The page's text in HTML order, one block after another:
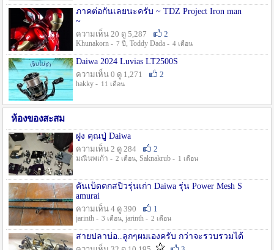
ภาคต่อกันเลยนะครับ ~ TDZ Project Iron man
~
ความเห็น 20 ดู 5,287
2
Khunakorn - 7 ปี , Toddy Dada - 4 เดือน
Daiwa 2024 Luvias LT2500S
ความเห็น 0 ดู 1,271
2
hakky - 11 เดือน
ห้องของสะสม
ฝูง คุณปู่ Daiwa
ความเห็น 2 ดู 284
2
มณีนพเก้า - 2 เดือน, Saknakrub - 1 เดือน
คันเบ็ดตกสปิ๋วรุ่นเก่า Daiwa รุ่น Power Mesh S
amurai
ความเห็น 4 ดู 390
1
jarinth - 3 เดือน, jarinth - 2 เดือน
สายปลาบ่อ..ลูกๆผมเองครับ กว่าจะรวบรวมได้